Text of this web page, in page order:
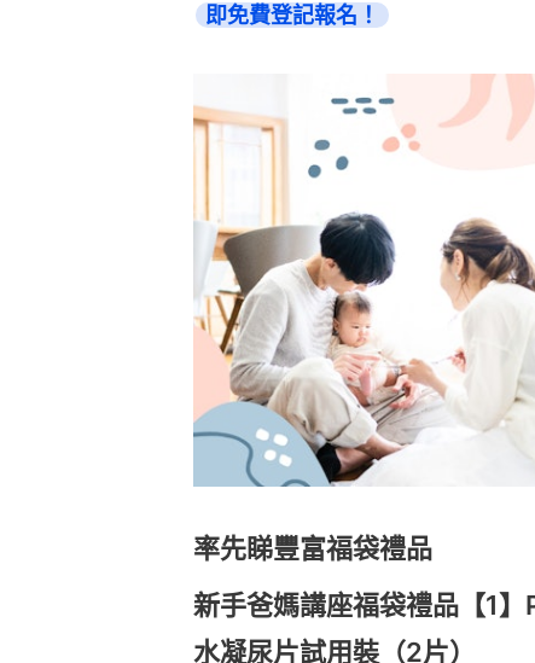
即免費登記報名！
率先睇豐富福袋禮品
新手爸媽講座福袋禮品【1
水凝尿片試用裝（2片）